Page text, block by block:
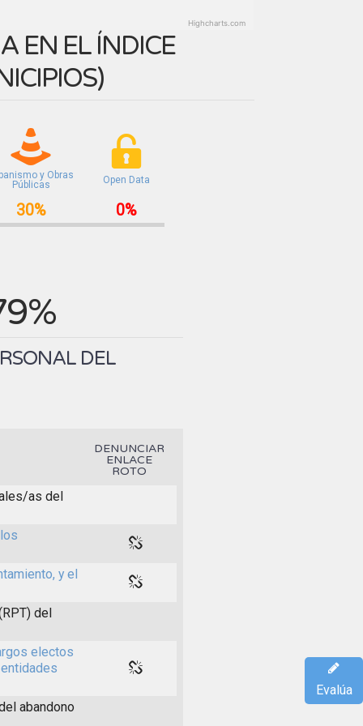
Highcharts.com
EN EL ÍNDICE
)
y Obras
Públicas
30%
Open Data
0%
DEL
DENUNCIAR
ENLACE
ROTO
as del
y el
del
electos
abandono
Evalúa